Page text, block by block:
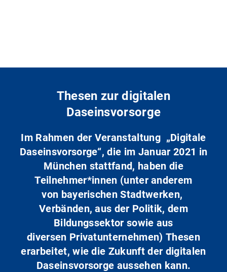
Thesen zur digitalen
Daseinsvorsorge
Im Rahmen der Veranstaltung „Digitale
Daseinsvorsorge“, die im Januar 2021 in
München stattfand, haben die
Teilnehmer*innen (unter anderem
von bayerischen Stadtwerken,
Verbänden, aus der Politik, dem
Bildungssektor sowie aus
diversen Privatunternehmen) Thesen
erarbeitet, wie die Zukunft der digitalen
Daseinsvorsorge aussehen kann.